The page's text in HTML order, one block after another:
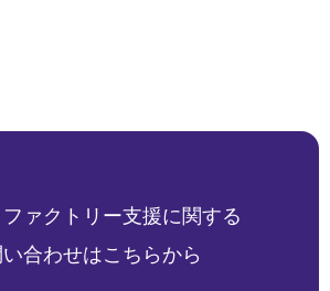
ァクトリー支援に関する
合わせはこちらから